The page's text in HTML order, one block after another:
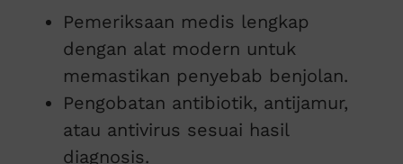
Pemeriksaan medis lengkap
dengan alat modern untuk
memastikan penyebab benjolan.
Pengobatan antibiotik, antijamur,
atau antivirus sesuai hasil
diagnosis.